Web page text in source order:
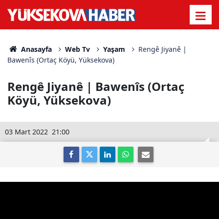
Anasayfa Web Tv Yaşam
Rengê Jiyanê |
Bawenîs (Ortaç Köyü, Yüksekova)
Rengê Jiyanê | Bawenîs (Ortaç
Köyü, Yüksekova)
21:00
03 Mart 2022